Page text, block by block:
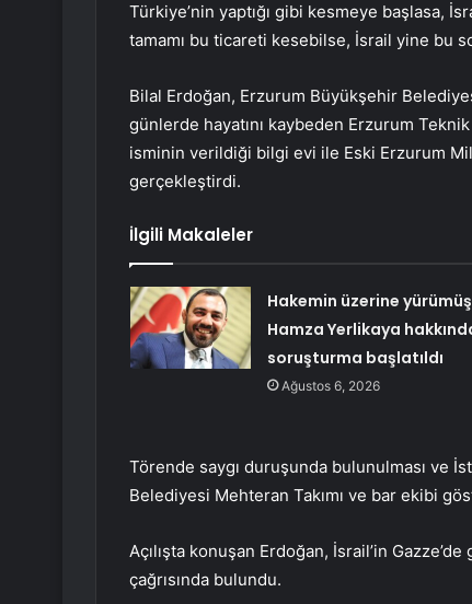
Türkiye’nin yaptığı gibi kesmeye başlasa,
tamamı bu ticareti kesebilse, İsrail yine bu
Bilal Erdoğan, Erzurum Büyükşehir
günlerde hayatını kaybeden Erzurum
isminin verildiği bilgi evi ile Eski Erzurum
gerçekleştirdi.
İlgili Makaleler
Hakemin üzerine
Hamza Yerlikaya
soruşturma başlatıldı
Ağustos 6, 2026
Törende saygı duruşunda bulunulması ve
Belediyesi Mehteran Takımı ve bar ekibi
Açılışta konuşan Erdoğan, İsrail’in
çağrısında bulundu.